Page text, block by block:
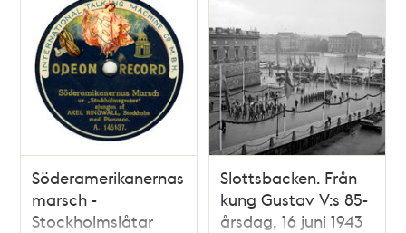
Söderamerikanernas
marsch -
Stockholmslåtar
Slottsbacken. Från
kung Gustav V:s 85-
årsdag, 16 juni 1943